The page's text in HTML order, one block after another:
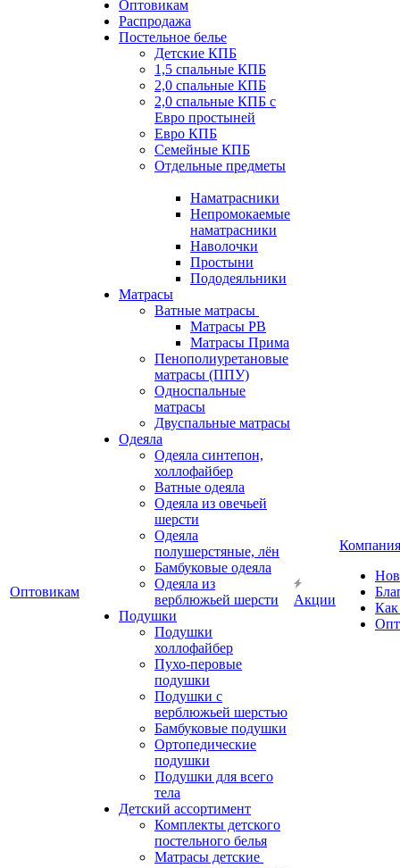
Оптовикам
Оптовикам
Распродажа
Постельное белье
Детские КПБ
1,5 спальные КПБ
2,0 спальные КПБ
2,0 спальные КПБ с
Евро простыней
Евро КПБ
Семейные КПБ
Отдельные предметы
Наматрасники
Непромокаемые
наматрасники
Наволочки
Простыни
Пододеяльники
Матрасы
Ватные матрасы
Матрасы РВ
Матрасы Прима
Пенополиуретановые
матрасы (ППУ)
Односпальные
матрасы
Двуспальные матрасы
Одеяла
Одеяла синтепон,
холлофайбер
Ватные одеяла
Одеяла из овечьей
шерсти
Одеяла
полушерстяные, лён
Бамбуковые одеяла
Одеяла из
верблюжьей шерсти
Подушки
Подушки
холлофайбер
Пухо-перовые
подушки
Подушки с
верблюжьей шерстью
Бамбуковые подушки
Ортопедические
подушки
Подушки для всего
тела
Детский ассортимент
Комплекты детского
постельного белья
Матрасы детские
Акции
Компания
Как